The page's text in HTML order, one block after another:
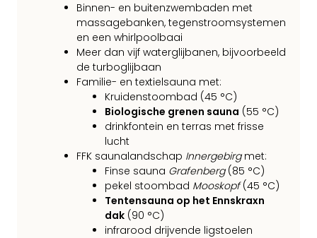
Binnen- en buitenzwembaden met
massagebanken, tegenstroomsystemen
en een whirlpoolbaai
Meer dan vijf waterglijbanen, bijvoorbeeld
de turboglijbaan
Familie- en textielsauna met:
Kruidenstoombad (45 °C)
Biologische grenen sauna (55 °C)
drinkfontein en terras met frisse
lucht
FFK saunalandschap Innergebirgmet:
Finse sauna Grafenberg(85 °C)
pekel stoombad Mooskopf(45 °C)
Tentensauna op het Ennskraxn
dak (90 °C)
infrarood drijvende ligstoelen